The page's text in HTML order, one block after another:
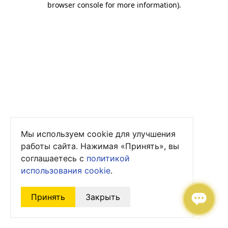
browser console for more information).
Мы используем cookie для улучшения
работы сайта. Нажимая «Принять», вы
соглашаетесь с политикой
использования cookie.
Принять Закрыть